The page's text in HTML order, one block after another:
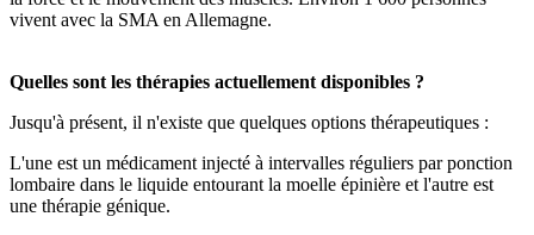
vivent avec la SMA en Allemagne.
Quelles sont les thérapies actuellement disponibles ?
Jusqu'à présent, il n'existe que quelques options thérapeutiques :
L'une est un médicament injecté à intervalles réguliers par ponction
lombaire dans le liquide entourant la moelle épinière et l'autre est
une thérapie génique.